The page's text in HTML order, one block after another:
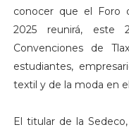
conocer que el Foro
2025 reunirá,
Convenciones de
estudiantes,
textil y de la moda en
El titular de la